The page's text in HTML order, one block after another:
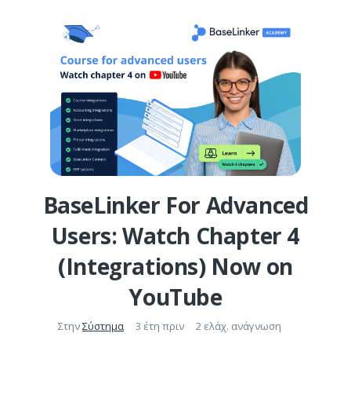
BaseLinker For Advanced
Users: Watch Chapter 4
(Integrations) Now on
YouTube
ΣτηνΣύστημα 3 έτη πριν 2 ελάχ. ανάγνωση